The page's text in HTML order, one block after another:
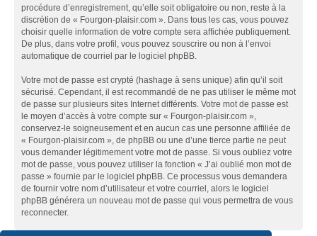
procédure d’enregistrement, qu’elle soit obligatoire ou non, reste à la
discrétion de « Fourgon-plaisir.com ». Dans tous les cas, vous pouvez
choisir quelle information de votre compte sera affichée publiquement.
De plus, dans votre profil, vous pouvez souscrire ou non à l’envoi
automatique de courriel par le logiciel phpBB.
Votre mot de passe est crypté (hashage à sens unique) afin qu’il soit
sécurisé. Cependant, il est recommandé de ne pas utiliser le même mot
de passe sur plusieurs sites Internet différents. Votre mot de passe est
le moyen d’accès à votre compte sur « Fourgon-plaisir.com »,
conservez-le soigneusement et en aucun cas une personne affiliée de
« Fourgon-plaisir.com », de phpBB ou une d’une tierce partie ne peut
vous demander légitimement votre mot de passe. Si vous oubliez votre
mot de passe, vous pouvez utiliser la fonction « J’ai oublié mon mot de
passe » fournie par le logiciel phpBB. Ce processus vous demandera
de fournir votre nom d’utilisateur et votre courriel, alors le logiciel
phpBB générera un nouveau mot de passe qui vous permettra de vous
reconnecter.